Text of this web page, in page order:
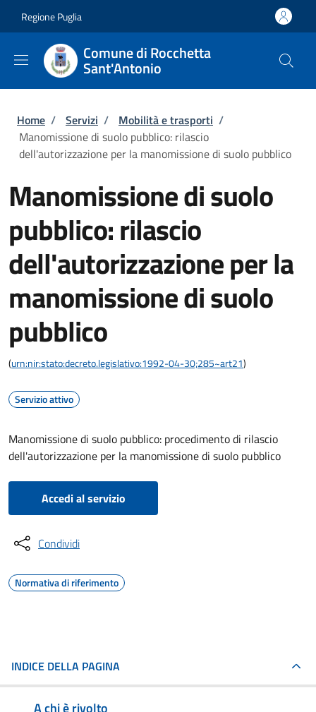
Regione Puglia
Comune di Rocchetta
Sant'Antonio
Briciole di pane
Home / Servizi / Mobilità e trasporti /
Manomissione di suolo pubblico: rilascio
dell'autorizzazione per la manomissione di suolo pubblico
Manomissione di suolo
pubblico: rilascio
dell'autorizzazione per la
manomissione di suolo
pubblico
(urn:nir:stato:decreto.legislativo:1992-04-30;285~art21)
Servizio attivo
Manomissione di suolo pubblico: procedimento di rilascio
dell'autorizzazione per la manomissione di suolo pubblico
Accedi al servizio
Condividi
Normativa di riferimento
INDICE DELLA PAGINA
A chi è rivolto